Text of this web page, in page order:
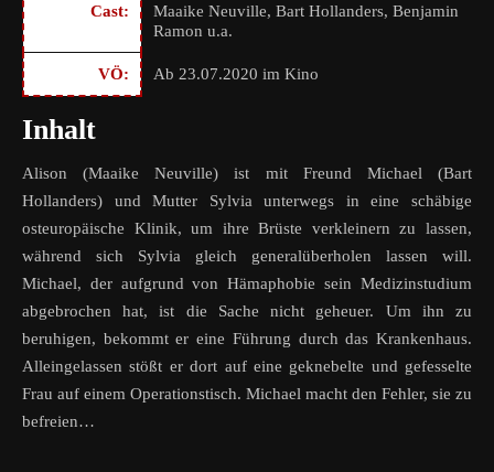
Cast:
Maaike Neuville, Bart Hollanders, Benjamin
Ramon u.a.
VÖ: Ab 23.07.2020 im Kino
Inhalt
Alison (Maaike Neuville) ist mit Freund Michael (Bart
Hollanders) und Mutter Sylvia unterwegs in eine schäbige
osteuropäische Klinik, um ihre Brüste verkleinern zu lassen,
während sich Sylvia gleich generalüberholen lassen will.
Michael, der aufgrund von Hämaphobie sein Medizinstudium
abgebrochen hat, ist die Sache nicht geheuer. Um ihn zu
beruhigen, bekommt er eine Führung durch das Krankenhaus.
Alleingelassen stößt er dort auf eine geknebelte und gefesselte
Frau auf einem Operationstisch. Michael macht den Fehler, sie zu
befreien…